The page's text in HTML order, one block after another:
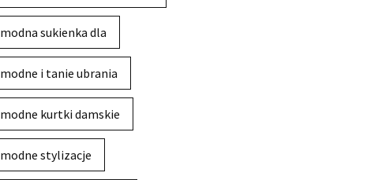
modna sukienka dla
modne i tanie ubrania
modne kurtki damskie
modne stylizacje